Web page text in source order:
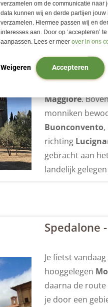
verzamelen om de communicatie naar
data kunnen wij en derde partijen
verzamelen. Hiermee passen wij en
interesses aan. Door op ‘accepteren’
aanpassen. Lees er meer over in ons
Weigeren Accepteren
Rondrit
Een
Maggiore.
monniken
Buonconvento,
richting
gebracht aan
landelijk
Spedalone
Je fietst
hooggelegen
daarna de route
je door een